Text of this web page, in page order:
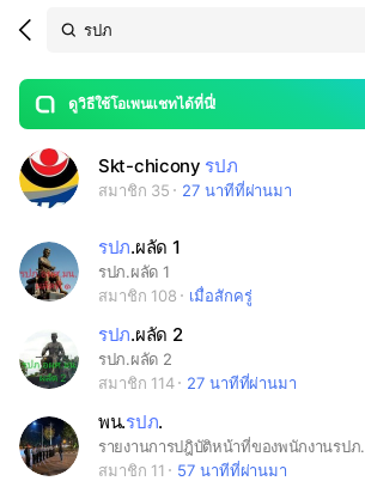
Search
OpenChats
messages
search
area
ดูวิธีใช้โอเพนแชทได้ที่นี่!
open
Skt-chicony รปภ
สมาชิก 35 27 นาทีที่ผ่านมา
รปภ.ผลัด 1
รปภ.ผลัด 1
สมาชิก 108
เมื่อสักครู่
รปภ.ผลัด 2
รปภ.ผลัด 2
สมาชิก 114
27 นาทีที่ผ่านมา
พน.รปภ.
รายงานการปฎิบัติหน้าที่ของพนักงานรปภ.
สมาชิก 11
57 นาทีที่ผ่านมา